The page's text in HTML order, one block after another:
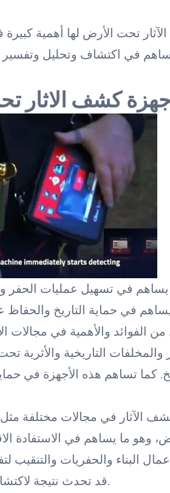
تحت الأرض لها أهمية
تساهم في اكتشاف وتحليل وتفسير
كشف الاثار
في تسهيل عمليات الحفر
في حماية التاريخ والحفاظ
والأهمية في مجالات
والمخلفات التاريخية
كما تساهم هذه الأجهزة في
الآثار في مجالات مختلفة
البناء والحفريات والتنقيب
قد تحدث نتيجة لاكتشاف الآثار أثناء أعمال الإنشاء.